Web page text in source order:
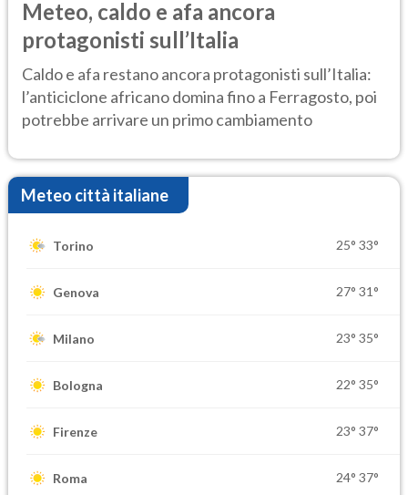
Meteo, caldo e afa ancora
protagonisti sull’Italia
Caldo e afa restano ancora protagonisti sull’Italia:
l’anticiclone africano domina fino a Ferragosto, poi
potrebbe arrivare un primo cambiamento
Meteo città italiane
Torino 25° 33°
Genova 27° 31°
Milano 23° 35°
Bologna 22° 35°
Firenze 23° 37°
Roma 24° 37°